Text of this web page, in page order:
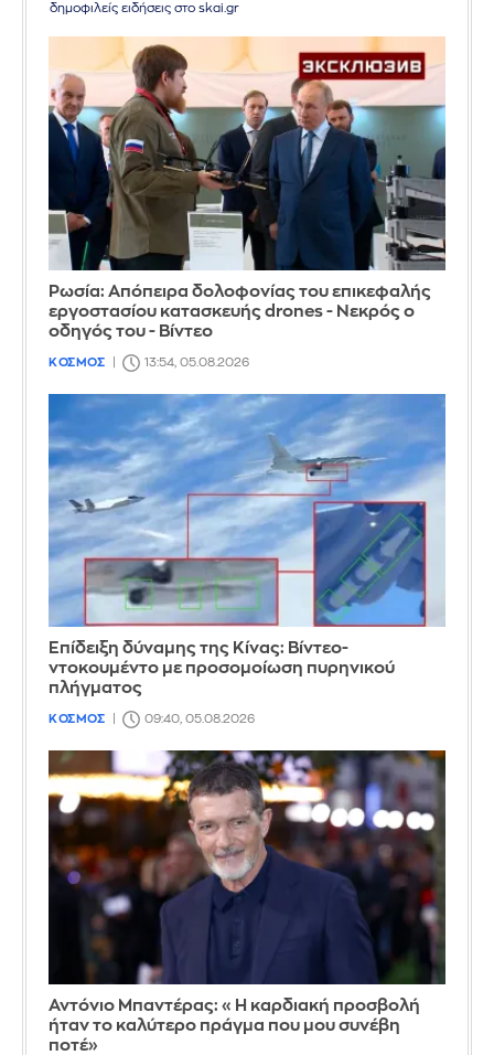
δημοφιλείς ειδήσεις στο skai.gr
Ρωσία: Απόπειρα δολοφονίας του επικεφαλής
εργοστασίου κατασκευής drones - Νεκρός ο
οδηγός του - Βίντεο
ΚΟΣΜΟΣ 13:54, 05.08.2026
Επίδειξη δύναμης της Κίνας: Βίντεο-
ντοκουμέντο με προσομοίωση πυρηνικού
πλήγματος
ΚΟΣΜΟΣ 09:40, 05.08.2026
Αντόνιο Μπαντέρας: «Η καρδιακή προσβολή
ήταν το καλύτερο πράγμα που μου συνέβη
ποτέ»